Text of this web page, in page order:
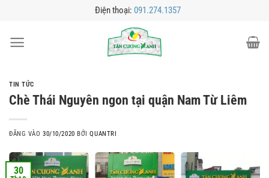
nội
Điện thoại: 091.274.1357
TIN TỨC
Chè Thái Nguyên ngon tại quận Nam Từ Liêm
ĐĂNG VÀO30/10/2020 BỞIQUANTRI
30